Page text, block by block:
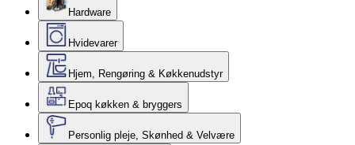
Hardware
Hvidevarer
Hjem, Rengøring & Køkkenudstyr
Epoq køkken & bryggers
Personlig pleje, Skønhed & Velvære